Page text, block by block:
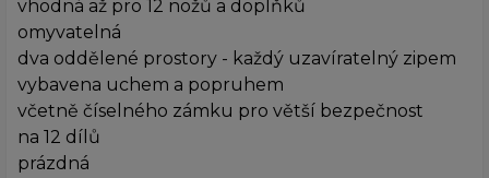
vhodná až pro 12 nožů a doplňků
omyvatelná
dva oddělené prostory - každý uzavíratelný zipem
vybavena uchem a popruhem
včetně číselného zámku pro větší bezpečnost
na 12 dílů
prázdná